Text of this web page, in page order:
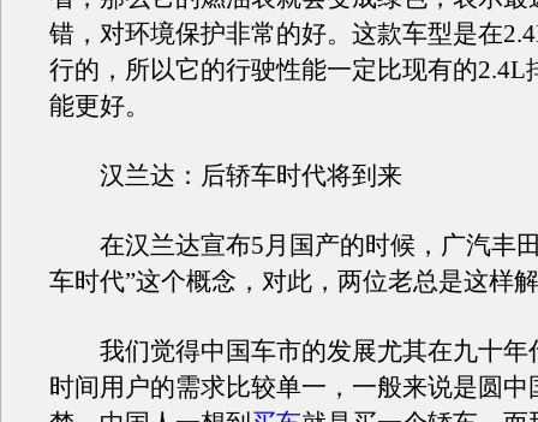
错，对环境保护非常的好。这款车型是在
行的，所以它的行驶性能一定比现有的2.4L
能更好。
汉兰达：后轿车时代将到来
在汉兰达宣布5月国产的时候，广汽丰
车时代”这个概念，对此，两位老总是这样
我们觉得中国车市的发展尤其在九十年
时间用户的需求比较单一，一般来说是圆中